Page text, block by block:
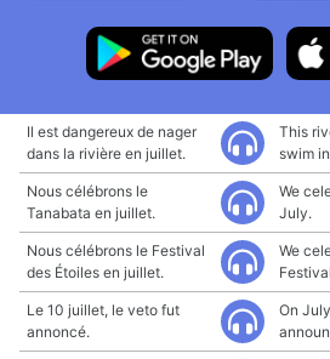
Il est dangereux de nager
dans la rivière en juillet.
This
swim
Nous célébrons le
Tanabata en juillet.
We
July.
Nous célébrons le Festival
des Étoiles en juillet.
We
Le 10 juillet, le veto fut
annoncé.
On